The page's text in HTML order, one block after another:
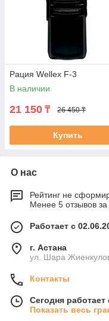
Рация Wellex F-3
В наличии
21 150 ₸ 26 450 ₸
Купить
О нас
Рейтинг не
Менее 5 отзывов
Работает с
г. Астана
ул. Шара
Контакты
Сегодня работает
Показать весь